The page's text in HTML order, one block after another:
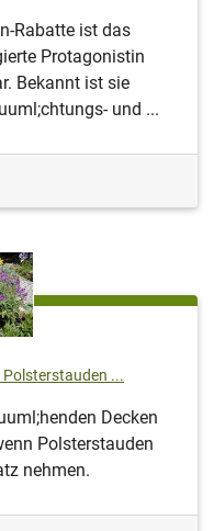
Rabatte ist das
Protagonistin
Bekannt ist sie
und ...
Polsterstauden ...
Decken
Polsterstauden
nehmen.